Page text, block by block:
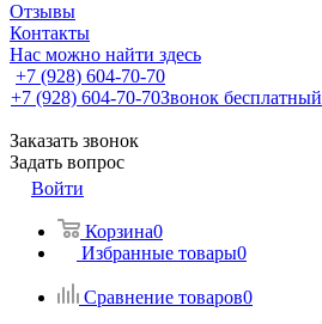
Отзывы
Контакты
Нас можно найти здесь
+7 (928) 604-70-70
+7 (928) 604-70-70Звонок бесплатный
Заказать звонок
Задать вопрос
Войти
Корзина0
Избранные товары0
Сравнение товаров0